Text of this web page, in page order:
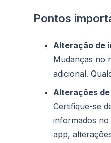
Pontos
Alteração de
Mudanças no
adicional.
Alterações
Certifique-se
informados
app,